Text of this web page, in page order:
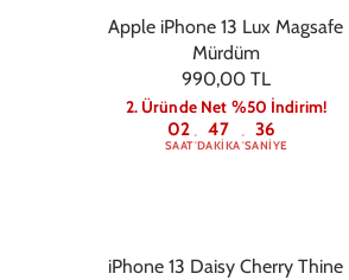
Apple iPhone 13 Lux Magsafe
Mürdüm
990,00 TL
2. Üründe Net %50 İndirim!
02
SAAT: 47
DAKIKA: 36
SANIYE
iPhone 13 Daisy Cherry Thine